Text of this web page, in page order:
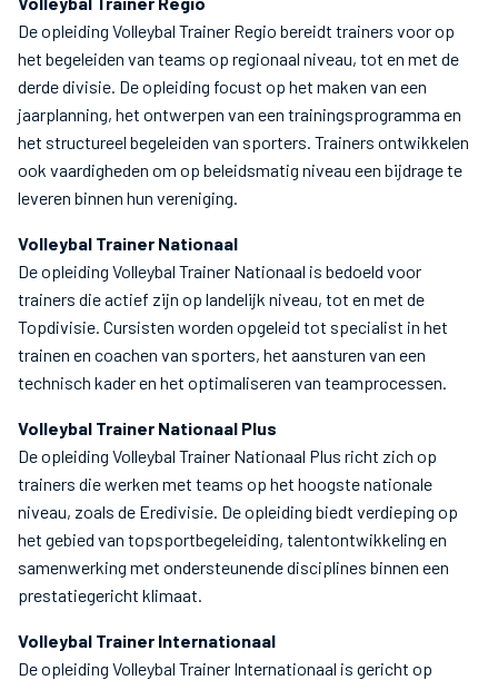
De opleiding Volleybal Trainer Regio bereidt trainers voor op
het begeleiden van teams op regionaal niveau, tot en met de
derde divisie. De opleiding focust op het maken van een
jaarplanning, het ontwerpen van een trainingsprogramma en
het structureel begeleiden van sporters. Trainers ontwikkelen
ook vaardigheden om op beleidsmatig niveau een bijdrage te
leveren binnen hun vereniging.
Volleybal Trainer Nationaal
De opleiding Volleybal Trainer Nationaal is bedoeld voor
trainers die actief zijn op landelijk niveau, tot en met de
Topdivisie. Cursisten worden opgeleid tot specialist in het
trainen en coachen van sporters, het aansturen van een
technisch kader en het optimaliseren van teamprocessen.
Volleybal Trainer Nationaal Plus
De opleiding Volleybal Trainer Nationaal Plus richt zich op
trainers die werken met teams op het hoogste nationale
niveau, zoals de Eredivisie. De opleiding biedt verdieping op
het gebied van topsportbegeleiding, talentontwikkeling en
samenwerking met ondersteunende disciplines binnen een
prestatiegericht klimaat.
Volleybal Trainer Internationaal
De opleiding Volleybal Trainer Internationaal is gericht op